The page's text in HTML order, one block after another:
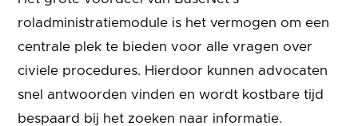
roladministratiemodule is het vermogen om een
centrale plek te bieden voor alle vragen over
civiele procedures. Hierdoor kunnen advocaten
snel antwoorden vinden en wordt kostbare tijd
bespaard bij het zoeken naar informatie.